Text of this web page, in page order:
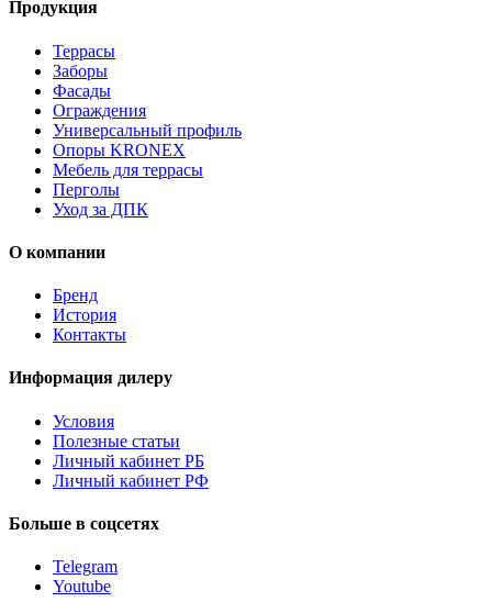
Продукция
Террасы
Заборы
Фасады
Ограждения
Универсальный профиль
Опоры KRONEX
Мебель для террасы
Перголы
Уход за ДПК
О компании
Бренд
История
Контакты
Информация дилеру
Условия
Полезные статьи
Личный кабинет РБ
Личный кабинет РФ
Больше в соцсетях
Telegram
Youtube